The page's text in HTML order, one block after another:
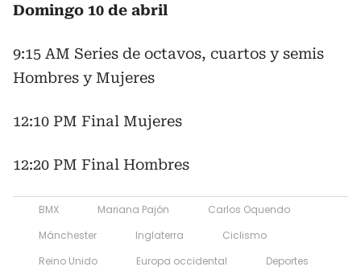
Domingo 10 de abril
9:15 AM Series de octavos, cuartos y semis
Hombres y Mujeres
12:10 PM Final Mujeres
12:20 PM Final Hombres
BMX Mariana Pajón
Carlos Oquendo
Mánchester
Inglaterra
Ciclismo
Reino Unido
Europa occidental Deportes